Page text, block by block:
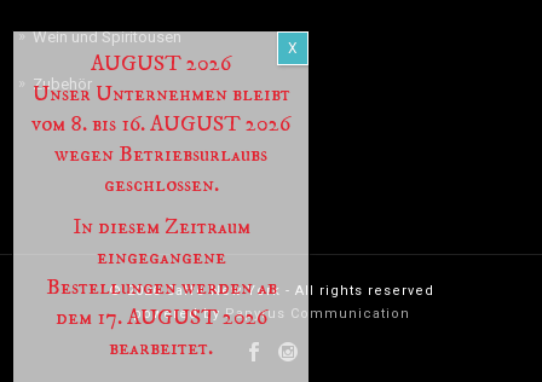
Wein und Spiritousen
Zubehör
© 2026 Caffè New York - All rights reserved
powered by Papyrus Communication
AUGUST 2026
Unser Unternehmen bleibt
vom 8. bis 16. AUGUST 2026
wegen Betriebsurlaubs
geschlossen.
In diesem Zeitraum
eingegangene
Bestellungen werden ab
dem 17. AUGUST 2026
bearbeitet.